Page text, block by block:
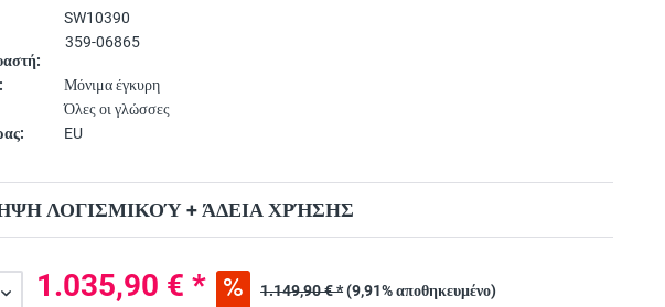
SW10390
359-06865
Μόνιμα έγκυρη
Όλες οι γλώσσες
EU
ΛΟΓΙΣΜΙΚΟΎ + ΆΔΕΙΑ ΧΡΉΣΗΣ
1.035,90 € * 1.149,90 € *(9,91% αποθηκευμένο)